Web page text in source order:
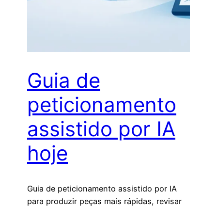
Guia de
peticionamento
assistido por IA
hoje
Guia de peticionamento assistido por IA
para produzir peças mais rápidas, revisar